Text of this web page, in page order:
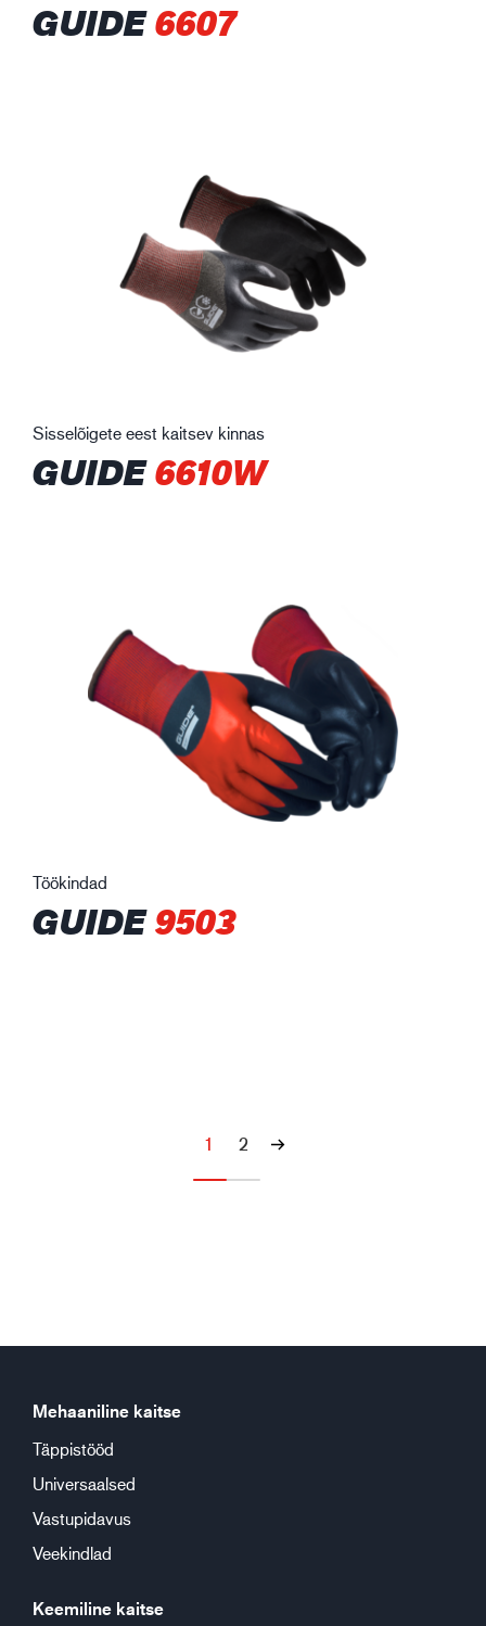
GUIDE6607
Sisselõigete eest kaitsev kinnas
GUIDE6610W
Töökindad
GUIDE9503
1 2
Mehaaniline kaitse
Täppistööd
Universaalsed
Vastupidavus
Veekindlad
Keemiline kaitse